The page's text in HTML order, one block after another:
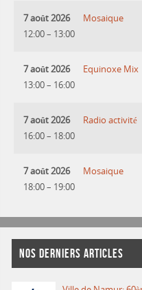
7 août 2026
12:00– 13:00
Mosaique
7 août 2026
13:00– 16:00
Equinoxe Mix
7 août 2026
16:00– 18:00
Radio activité
7 août 2026
18:00– 19:00
Mosaique
NOS DERNIERS ARTICLES